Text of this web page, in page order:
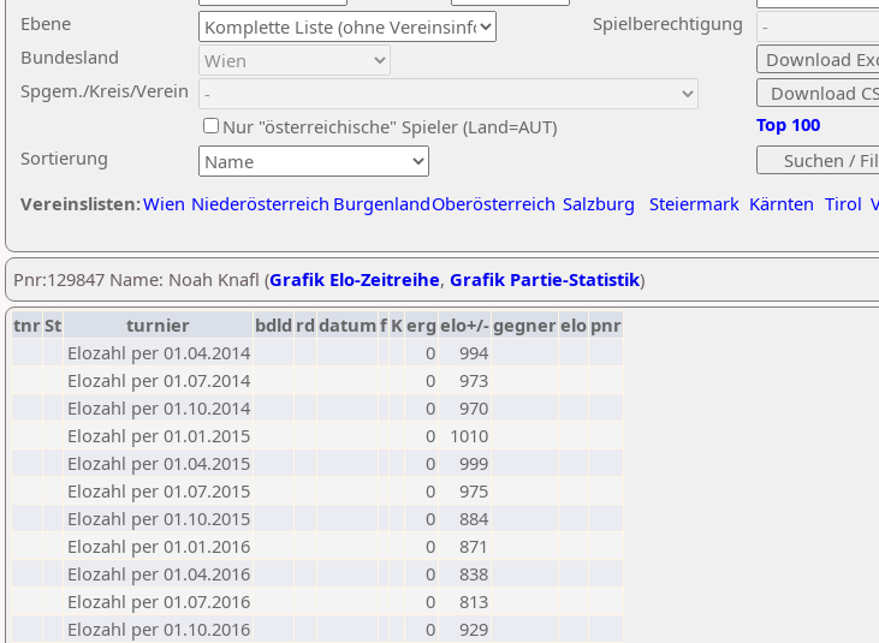
Ebene
Sortierung
Bundesland
Spgem./Kreis/Verein
Nur "österreichische" Spieler (Land=AUT)
Spielberechtigung
Vereinslisten:Wien Niederösterreich BurgenlandOberösterreich Salzburg Steiermark Kärnten Tirol
Top 100
Pnr:129847 Name: Noah Knafl (Grafik Elo-Zeitreihe, Grafik Partie-Statistik)
tnrSt turnier bdld rd datumf Kerg elo+/-gegnerelo pnr
Elozahl per 01.04.2014
0
994
Elozahl per 01.07.2014
0
973
Elozahl per 01.10.2014
0
970
Elozahl per 01.01.2015
0
1010
Elozahl per 01.04.2015
0
999
Elozahl per 01.07.2015
0
975
Elozahl per 01.10.2015
0
884
Elozahl per 01.01.2016
0
871
Elozahl per 01.04.2016
0
838
Elozahl per 01.07.2016
0
813
Elozahl per 01.10.2016
0
929